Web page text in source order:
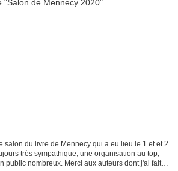
salon du livre de Mennecy qui a eu lieu le 1 et et 2
très sympathique, une organisation au top,
public nombreux. Merci aux auteurs dont j'ai fait